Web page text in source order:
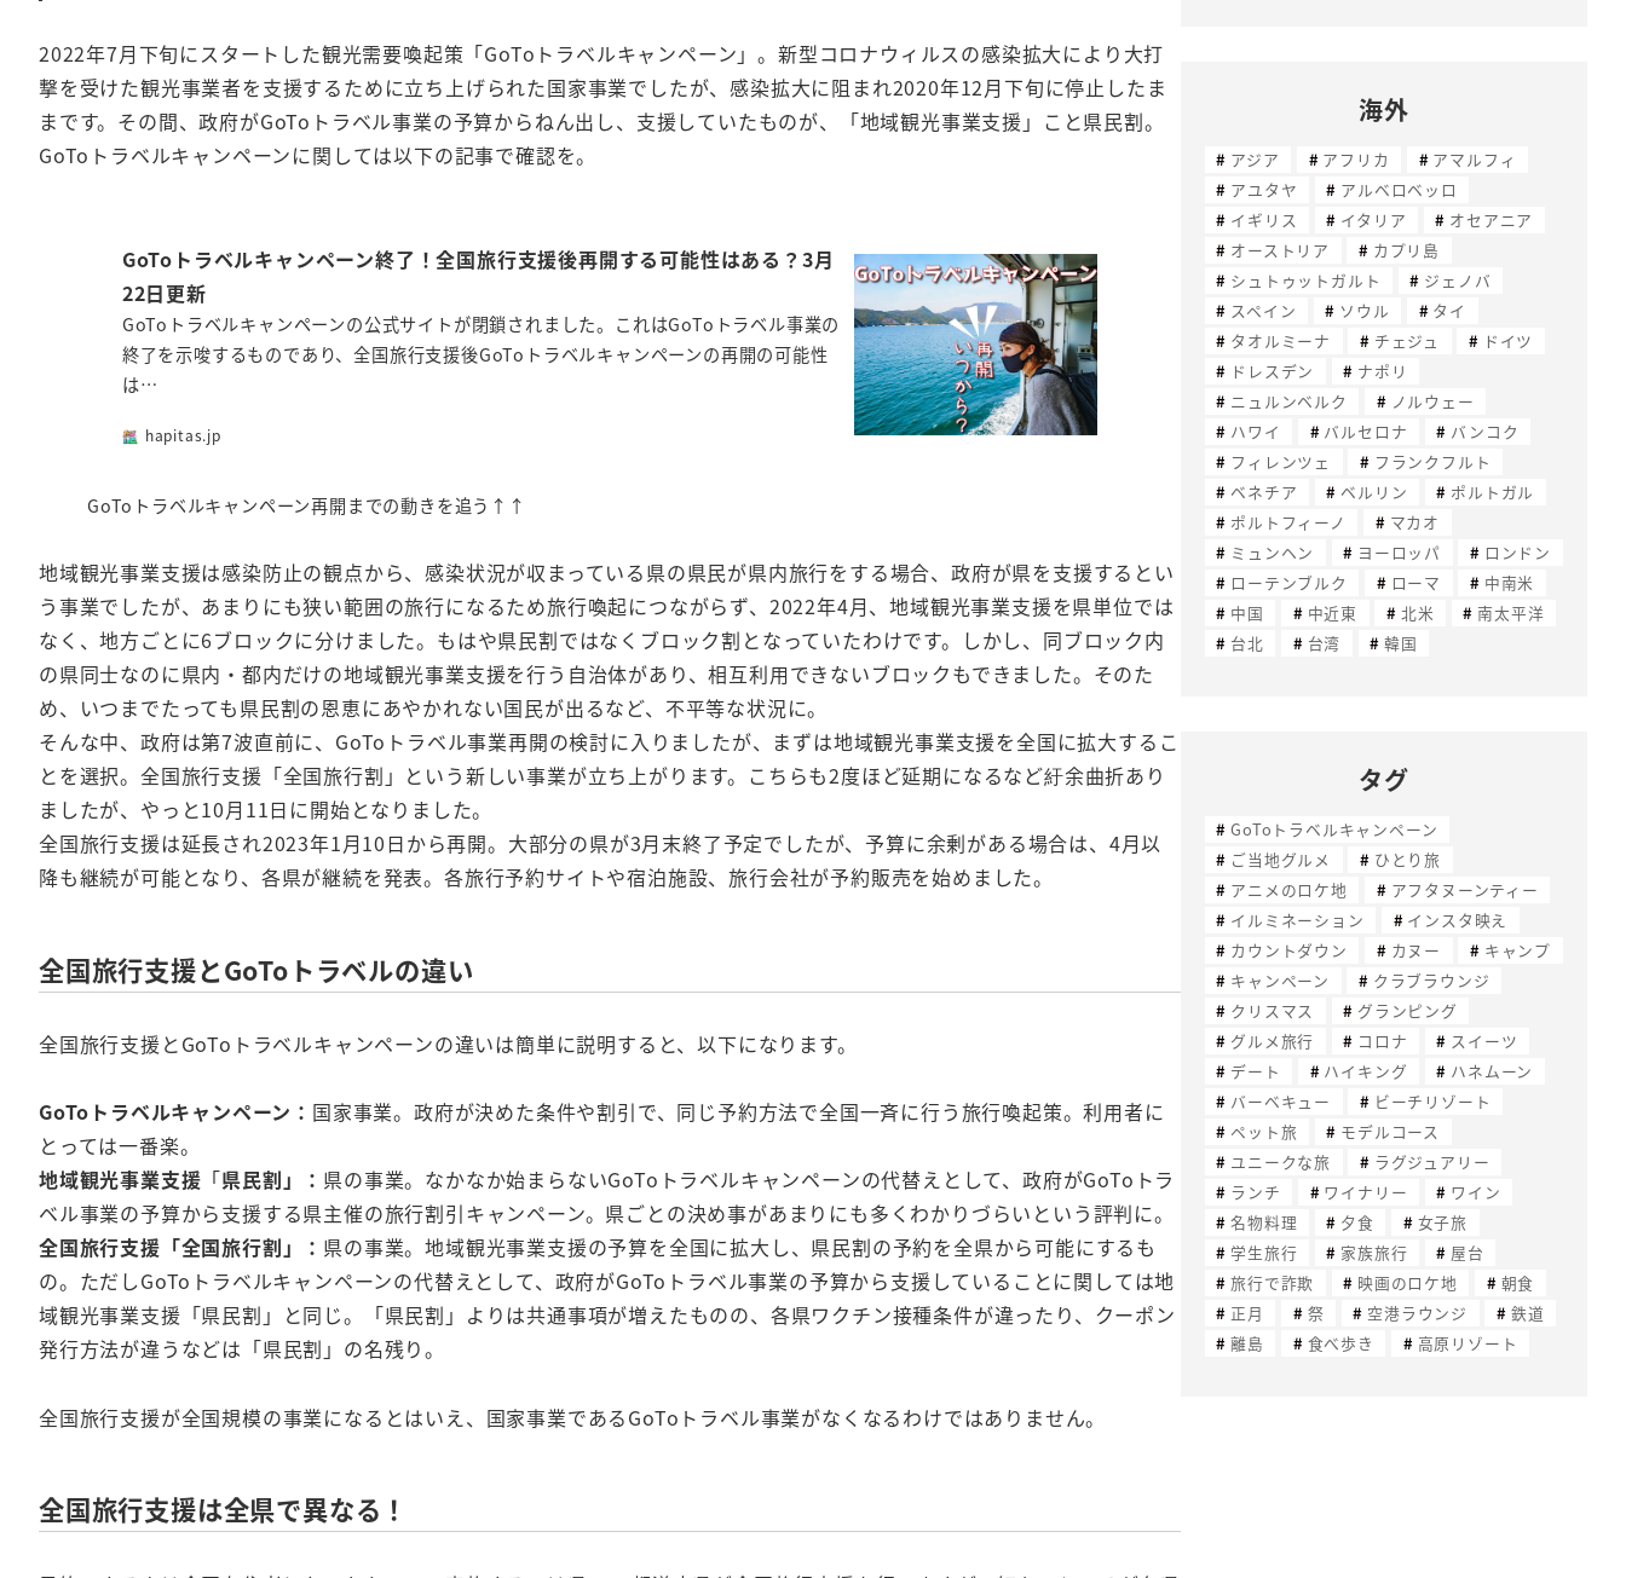
2022年7月下旬にスタートした観光需要喚起策「GoToトラベルキャンペーン」。新型コロナウィルスの感染拡大により大打
撃を受けた観光事業者を支援するために立ち上げられた国家事業でしたが、感染拡大に阻まれ2020年12月下旬に停止したま
まです。その間、政府がGoToトラベル事業の予算からねん出し、支援していたものが、「地域観光事業支援」こと県民割。
GoToトラベルキャンペーンに関しては以下の記事で確認を。
GoToトラベルキャンペーン終了！全国旅行支援後再開する可能性はある？3月
22日更新
GoToトラベルキャンペーンの公式サイトが閉鎖されました。これはGoToトラベル事業の
終了を示唆するものであり、全国旅行支援後GoToトラベルキャンペーンの再開の可能性
は…
hapitas.jp
GoToトラベルキャンペーン再開までの動きを追う↑↑
地域観光事業支援は感染防止の観点から、感染状況が収まっている県の県民が県内旅行をする場合、政府が県を支援するとい
う事業でしたが、あまりにも狭い範囲の旅行になるため旅行喚起につながらず、2022年4月、地域観光事業支援を県単位では
なく、地方ごとに6ブロックに分けました。もはや県民割ではなくブロック割となっていたわけです。しかし、同ブロック内
の県同士なのに県内・都内だけの地域観光事業支援を行う自治体があり、相互利用できないブロックもできました。そのた
め、いつまでたっても県民割の恩恵にあやかれない国民が出るなど、不平等な状況に。
そんな中、政府は第7波直前に、GoToトラベル事業再開の検討に入りましたが、まずは地域観光事業支援を全国に拡大するこ
とを選択。全国旅行支援「全国旅行割」という新しい事業が立ち上がります。こちらも2度ほど延期になるなど紆余曲折あり
ましたが、やっと10月11日に開始となりました。
全国旅行支援は延長され2023年1月10日から再開。大部分の県が3月末終了予定でしたが、予算に余剰がある場合は、4月以
降も継続が可能となり、各県が継続を発表。各旅行予約サイトや宿泊施設、旅行会社が予約販売を始めました。
全国旅行支援とGoToトラベルの違い
全国旅行支援とGoToトラベルキャンペーンの違いは簡単に説明すると、以下になります。
GoToトラベルキャンペーン： 国家事業。政府が決めた条件や割引で、同じ予約方法で全国一斉に行う旅行喚起策。利用者に
とっては一番楽。
地域観光事業支援 「県民割」： 県の事業。なかなか始まらないGoToトラベルキャンペーンの代替えとして、政府がGoToトラ
ベル事業の予算から支援する県主催の旅行割引キャンペーン。県ごとの決め事があまりにも多くわかりづらいという評判に。
全国旅行支援「全国旅行割」： 県の事業。地域観光事業支援の予算を全国に拡大し、県民割の予約を全県から可能にするも
の。ただしGoToトラベルキャンペーンの代替えとして、政府がGoToトラベル事業の予算から支援していることに関しては地
域観光事業支援「県民割」と同じ。「県民割」よりは共通事項が増えたものの、各県ワクチン接種条件が違ったり、クーポン
発行方法が違うなどは「県民割」の名残り。
全国旅行支援が全国規模の事業になるとはいえ、国家事業であるGoToトラベル事業がなくなるわけではありません。
全国旅行支援は全県で異なる！
海外
アジア アフリカ
アマルフィ
アユタヤ
アルベロベッロ
イギリス
イタリア
オセアニア
オーストリア
カプリ島
シュトゥットガルト
ジェノバ
スペイン
ソウル
タイ
タオルミーナ
チェジュ
ドイツ
ドレスデン
ナポリ
ニュルンベルク
ノルウェー
ハワイ
バルセロナ
バンコク
フィレンツェ
フランクフルト
ベネチア
ベルリン
ポルトガル
ポルトフィーノ
マカオ
ミュンヘン
ヨーロッパ
ロンドン
ローテンブルク
ローマ
中南米
中国
中近東 北米
南太平洋
台北
台湾 韓国
タグ
GoToトラベルキャンペーン
ご当地グルメ
ひとり旅
アニメのロケ地
アフタヌーンティー
イルミネーション
インスタ映え
カウントダウン
カヌー
キャンプ
キャンペーン
クラブラウンジ
クリスマス
グランピング
グルメ旅行
コロナ
スイーツ
デート
ハイキング
ハネムーン
バーベキュー
ビーチリゾート
ペット旅
モデルコース
ユニークな旅
ラグジュアリー
ランチ
ワイナリー
ワイン
名物料理
夕食
女子旅
学生旅行
家族旅行
屋台
旅行で詐欺
映画のロケ地
朝食
正月
祭 空港ラウンジ
鉄道
離島
食べ歩き 高原リゾート